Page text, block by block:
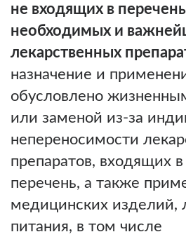
не входящих в
необходимых и
лекарственных
назначение и
обусловлено
или заменой из-за
непереносимости
препаратов, входящих
перечень, а также
медицинских изделий,
питания, в том числе